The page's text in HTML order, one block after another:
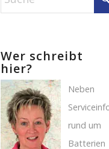
Wer schreibt
hier?
Neben
rund um
Batterien